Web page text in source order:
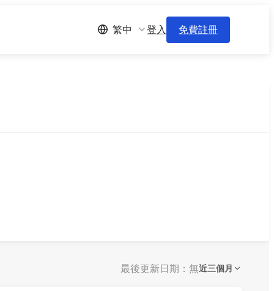
繁中 登入 免費註冊
最後更新日期：無近三個月